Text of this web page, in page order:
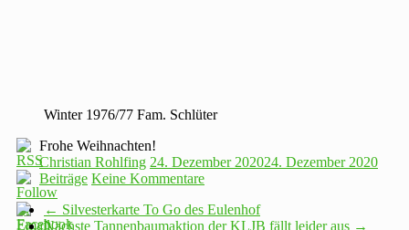
Winter 1976/77 Fam. Schlüter
Frohe Weihnachten!
Christian Rohlfing 24. Dezember 202024. Dezember 2020
Beiträge Keine Kommentare
← Silvesterkarte To Go des Eulenhof
Nächste Tannenbaumaktion der KLJB fällt leider aus →